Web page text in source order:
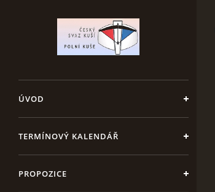
ÚVOD
TERMÍNOVÝ KALENDÁŘ
PROPOZICE